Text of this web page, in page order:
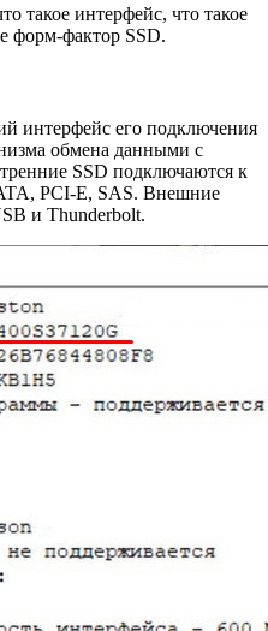
такое интерфейс, что такое
форм-фактор SSD.
интерфейс его подключения
обмена данными с
SSD подключаются к
PCI-E, SAS. Внешние
и Thunderbolt.